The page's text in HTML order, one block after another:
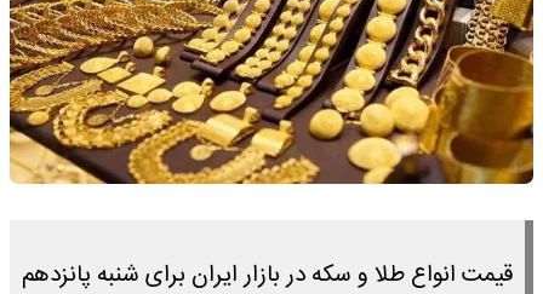
قیمت انواع طلا و سکه در بازار ایران برای شنبه پانزدهم